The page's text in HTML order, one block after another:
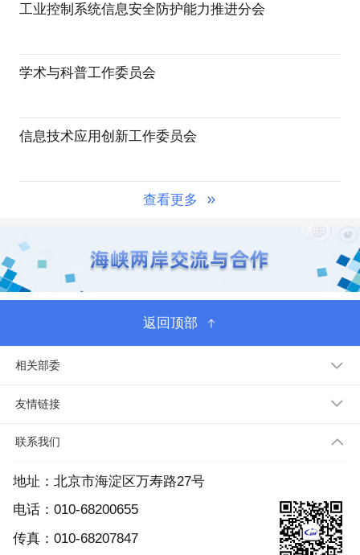
工业控制系统信息安全防护能力推进分会
学术与科普工作委员会
信息技术应用创新工作委员会
查看更多
返回顶部
相关部委
友情链接
联系我们
地址：北京市海淀区万寿路27号
电话：010-68200655
传真：010-68207847